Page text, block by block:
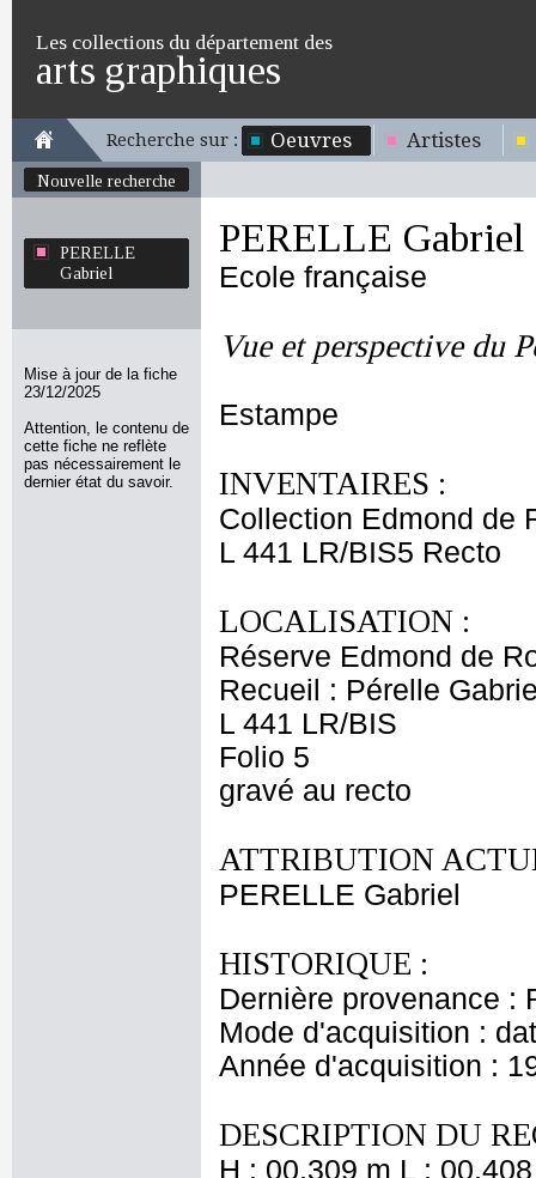
Les collections du département des
arts graphiques
Recherche sur : Oeuvres Artistes
Nouvelle recherche
PERELLE
Gabriel
Mise à jour de la fiche
23/12/2025
Attention, le contenu de
cette fiche ne reflète
pas nécessairement le
dernier état du savoir.
PERELLE Gabriel
Ecole française
Vue et perspective du
Estampe
INVENTAIRES :
Collection Edmond de
L 441 LR/BIS5 Recto
LOCALISATION :
Réserve Edmond de
Recueil : Pérelle
L 441 LR/BIS
Folio 5
gravé au recto
ATTRIBUTION
PERELLE Gabriel
HISTORIQUE :
Dernière provenance :
Mode d'acquisition :
Année d'acquisition :
DESCRIPTION DU
H : 00,309 m L :